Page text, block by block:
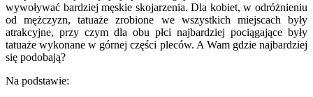
wywoływać bardziej męskie skojarzenia. Dla kobiet, w odróżnieniu
od mężczyzn, tatuaże zrobione we wszystkich miejscach były
atrakcyjne, przy czym dla obu płci najbardziej pociągające były
tatuaże wykonane w górnej części pleców. A Wam gdzie najbardziej
się podobają?
Na podstawie: